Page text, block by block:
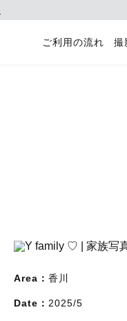
ご利用の流れ 撮
Area： 香川
Date： 2025/5